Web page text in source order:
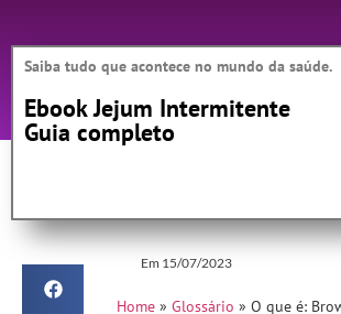
Saiba tudo que acontece no mundo da saúde.
Ebook Jejum Intermitente
Guia completo
Em 15/07/2023
Home »Glossário »O que é: